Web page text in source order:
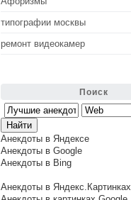
типографии москвы
ремонт видеокамер
Поиск
Анекдоты в Яндексе
Анекдоты в Google
Анекдоты в Bing
Анекдоты в Яндекс.Картинках